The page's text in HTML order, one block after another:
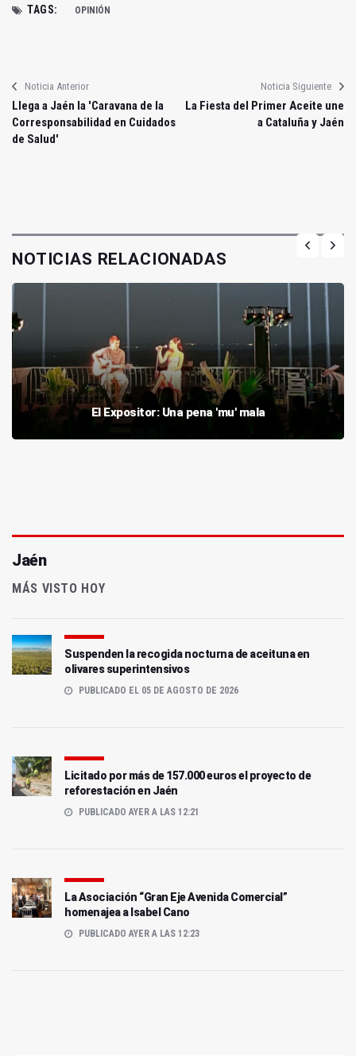
TAGS: OPINIÓN
Noticia Anterior
Llega a Jaén la 'Caravana de la
Corresponsabilidad en Cuidados
de Salud'
Noticia Siguiente
La Fiesta del Primer Aceite une
a Cataluña y Jaén
NOTICIAS RELACIONADAS
El Expositor: Una pena 'mu' mala
Jaén
MÁS VISTO HOY
Suspenden la recogida nocturna de aceituna en
olivares superintensivos
PUBLICADO EL 05 DE AGOSTO DE 2026
Licitado por más de 157.000 euros el proyecto de
reforestación en Jaén
PUBLICADO AYER A LAS 12:21
La Asociación “Gran Eje Avenida Comercial”
homenajea a Isabel Cano
PUBLICADO AYER A LAS 12:23